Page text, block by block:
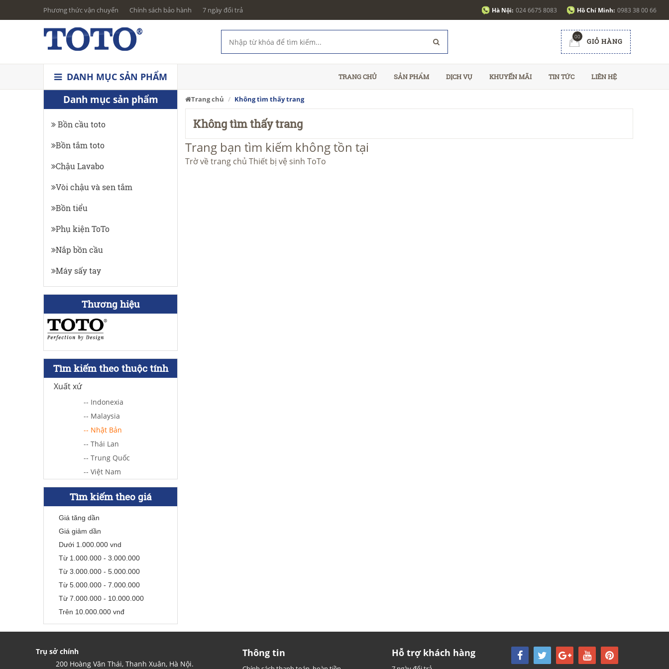
Phương thức vận chuyển Chính sách bảo hành 7 ngày đổi trả Hà Nội: 024 6675 8083 Hồ Chí Minh: 0983 38 00 66
00
GIỎ HÀNG
DANH MỤC SẢN PHẨM TRANG CHỦ SẢN PHẨM DỊCH VỤ KHUYẾN MÃI TIN TỨC LIÊN HỆ
Danh mục sản phẩm
Bồn cầu toto
Bồn tắm toto
Chậu Lavabo
Vòi chậu và sen tắm
Bồn tiểu
Phụ kiện ToTo
Nắp bồn cầu
Máy sấy tay
Thương hiệu
Tìm kiếm theo thuộc tính
Xuất xứ
-- Indonexia
-- Malaysia
-- Nhật Bản
-- Thái Lan
-- Trung Quốc
-- Việt Nam
Tìm kiếm theo giá
Giá tăng dần
Giá giảm dần
Dưới 1.000.000 vnd
Từ 1.000.000 - 3.000.000
Từ 3.000.000 - 5.000.000
Từ 5.000.000 - 7.000.000
Từ 7.000.000 - 10.000.000
Trên 10.000.000 vnđ
Trang chủ Không tìm thấy trang
Không tìm thấy trang
Trang bạn tìm kiếm không tồn tại
Trờ về trang chủ Thiết bị vệ sinh ToTo
Trụ sở chính
200 Hoàng Văn Thái, Thanh Xuân, Hà Nội.
Thông tin Hỗ trợ khách hàng